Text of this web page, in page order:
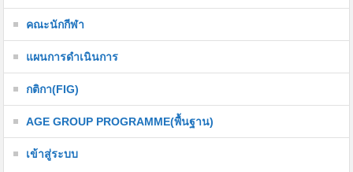
คณะนักกีฬา
แผนการดำเนินการ
กติกา(FIG)
AGE GROUP PROGRAMME(พื้นฐาน)
เข้าสู่ระบบ